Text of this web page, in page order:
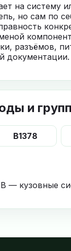
на систему
но сам по
разъёмов,
документации.
и
B1378
— кузовные